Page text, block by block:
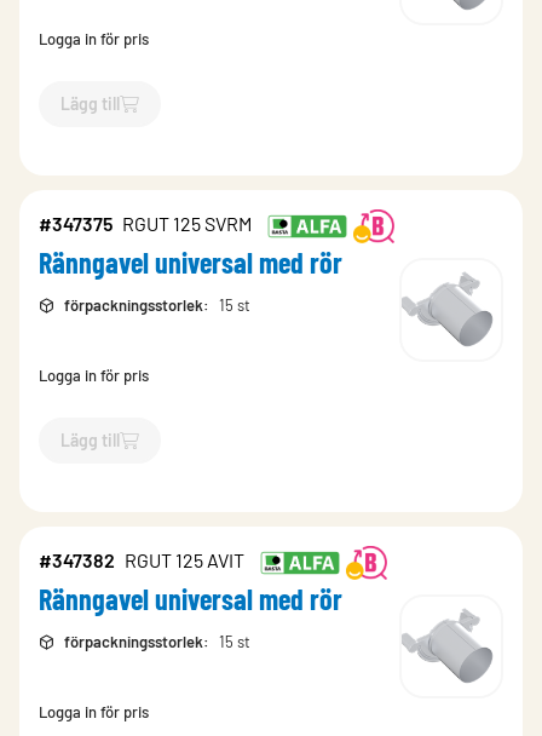
Logga in för pris
Lägg till
`$Lägg till
#347375 RGUT 125 SVRM
Ränngavel universal med rör
förpackningsstorlek: 15 st
Logga in för pris
Lägg till
`$Lägg till
#347382 RGUT 125 AVIT
Ränngavel universal med rör
förpackningsstorlek: 15 st
Logga in för pris